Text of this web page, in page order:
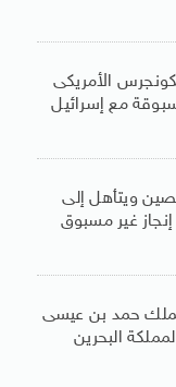
الأمريكى
مع إسرائيل
ويتأهل إلى
غير مسبوق
حمد بن عيسى
البحرين